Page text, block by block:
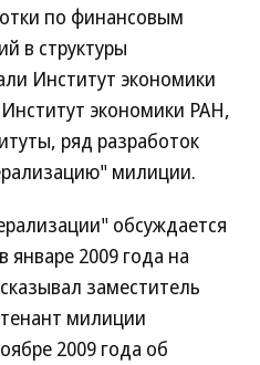
по финансовым
в структуры
Институт экономики
экономики РАН,
ряд разработок
милиции.
обсуждается
январе 2009 года на
заместитель
милиции
2009 года об